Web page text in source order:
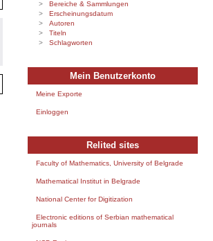
Bereiche & Sammlungen
Erscheinungsdatum
Autoren
Titeln
Schlagworten
Mein Benutzerkonto
Meine Exporte
Einloggen
Relited sites
Faculty of Mathematics, University of Belgrade
Mathematical Institut in Belgrade
National Center for Digitization
Electronic editions of Serbian mathematical
journals